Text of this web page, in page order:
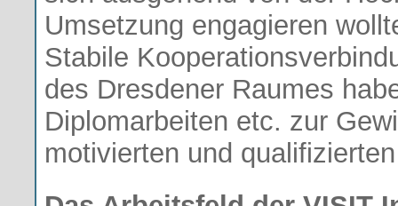
Umsetzung engagieren
Stabile
des Dresdener Raumes
Diplomarbeiten etc. zur
motivierten und